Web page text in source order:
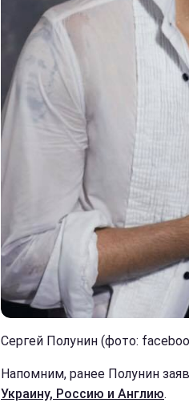
Сергей Полунин (фото:
Напомним, ранее Полунин
Украину, Россию и Англию.